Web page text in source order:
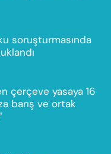
soruşturmasında
çerçeve yasaya 16
barış ve ortak